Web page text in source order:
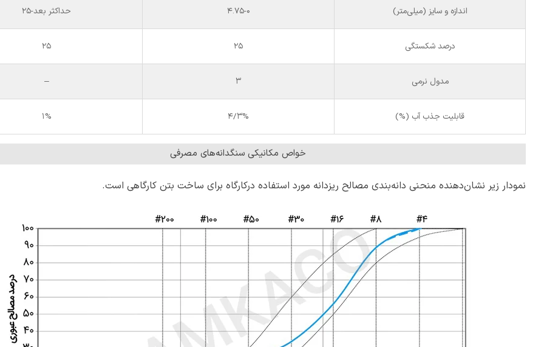
اندازه و سایز (میلی‌متر) 4.75-0 حداکثر بعد-25
درصد شکستگی 25
25
مدول نرمی 3
–
قابلیت جذب آب (%) 4/3%
1%
خواص مکانیکی سنگدانه‌های مصرفی
نمودار زیر نشان‌‌دهنده منحنی دانه‌بندی مصالح ریزدانه مورد استفاده درکارگاه برای ساخت بتن کارگاهی است.